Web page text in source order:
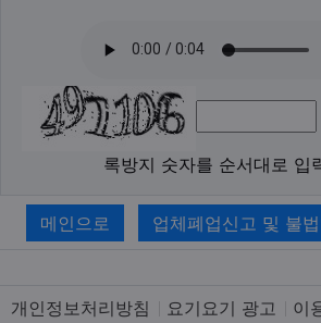
록방지 숫자를 순서대로 입
메인으로 업체폐업신고 및 불
개인정보처리방침 요기요기 광고 이